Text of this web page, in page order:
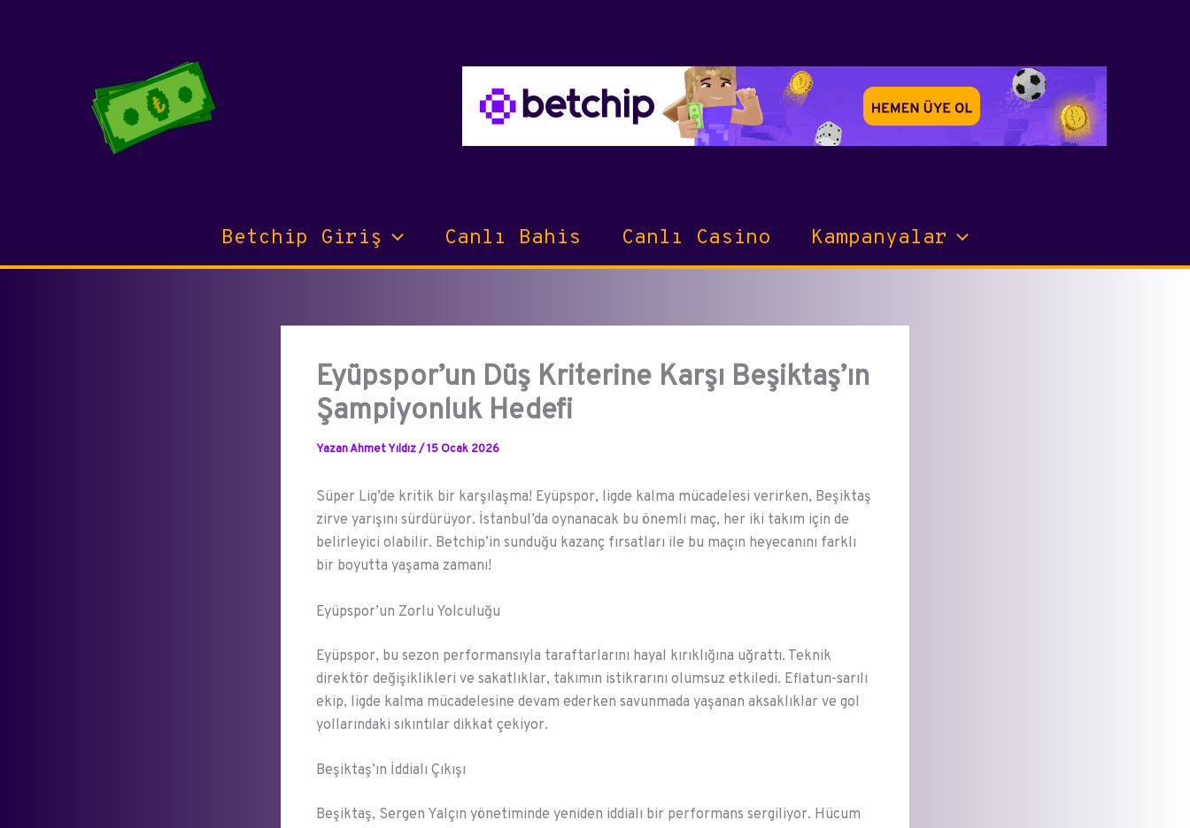
Betchip Giriş Canlı Bahis Canlı Casino Kampanyalar
Eyüpspor’un Düş Kriterine Karşı Beşiktaş’ın
Şampiyonluk Hedefi
YazanAhmet Yıldız/15 Ocak 2026
Süper Lig’de kritik bir karşılaşma! Eyüpspor, ligde kalma mücadelesi verirken, Beşiktaş
zirve yarışını sürdürüyor. İstanbul’da oynanacak bu önemli maç, her iki takım için de
belirleyici olabilir. Betchip’in sunduğu kazanç fırsatları ile bu maçın heyecanını farklı
bir boyutta yaşama zamanı!
Eyüpspor’un Zorlu Yolculuğu
Eyüpspor, bu sezon performansıyla taraftarlarını hayal kırıklığına uğrattı. Teknik
direktör değişiklikleri ve sakatlıklar, takımın istikrarını olumsuz etkiledi. Eflatun-sarılı
ekip, ligde kalma mücadelesine devam ederken savunmada yaşanan aksaklıklar ve gol
yollarındaki sıkıntılar dikkat çekiyor.
Beşiktaş’ın İddialı Çıkışı
Beşiktaş, Sergen Yalçın yönetiminde yeniden iddialı bir performans sergiliyor. Hücum